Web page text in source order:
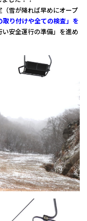
雪が降れば早めにオープ
取り付けや全ての検査」を
安全運行の準備」を進め